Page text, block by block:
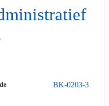
BK-0203-3